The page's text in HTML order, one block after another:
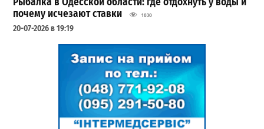
почему исчезают ставки
1030
20-07-2026 в 19:19